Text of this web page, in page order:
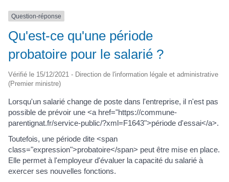
Question-réponse
Qu'est-ce qu'une période
probatoire pour le salarié ?
Vérifié le 15/12/2021 - Direction de l'information légale et administrative
(Premier ministre)
Lorsqu'un salarié change de poste dans l'entreprise, il n'est pas
possible de prévoir une <a href="https://commune-
parentignat.fr/service-public/?xml=F1643">période d'essai</a>.
Toutefois, une période dite <span
class="expression">probatoire</span> peut être mise en place.
Elle permet à l'employeur d'évaluer la capacité du salarié à
exercer ses nouvelles fonctions.